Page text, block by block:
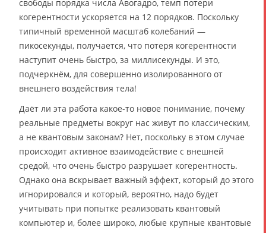
свободы порядка числа Авогадро, темп потери
когерентности ускоряется на 12 порядков. Поскольку
типичный временной масштаб колебаний —
пикосекунды, получается, что потеря когерентности
наступит очень быстро, за миллисекунды. И это,
подчеркнём, для совершенно изолированного от
внешнего воздействия тела!
Даёт ли эта работа какое-то новое понимание, почему
реальные предметы вокруг нас живут по классическим,
а не квантовым законам? Нет, поскольку в этом случае
происходит активное взаимодействие с внешней
средой, что очень быстро разрушает когерентность.
Однако она вскрывает важный эффект, который до этого
игнорировался и который, вероятно, надо будет
учитывать при попытке реализовать квантовый
компьютер и, более широко, любые крупные квантовые